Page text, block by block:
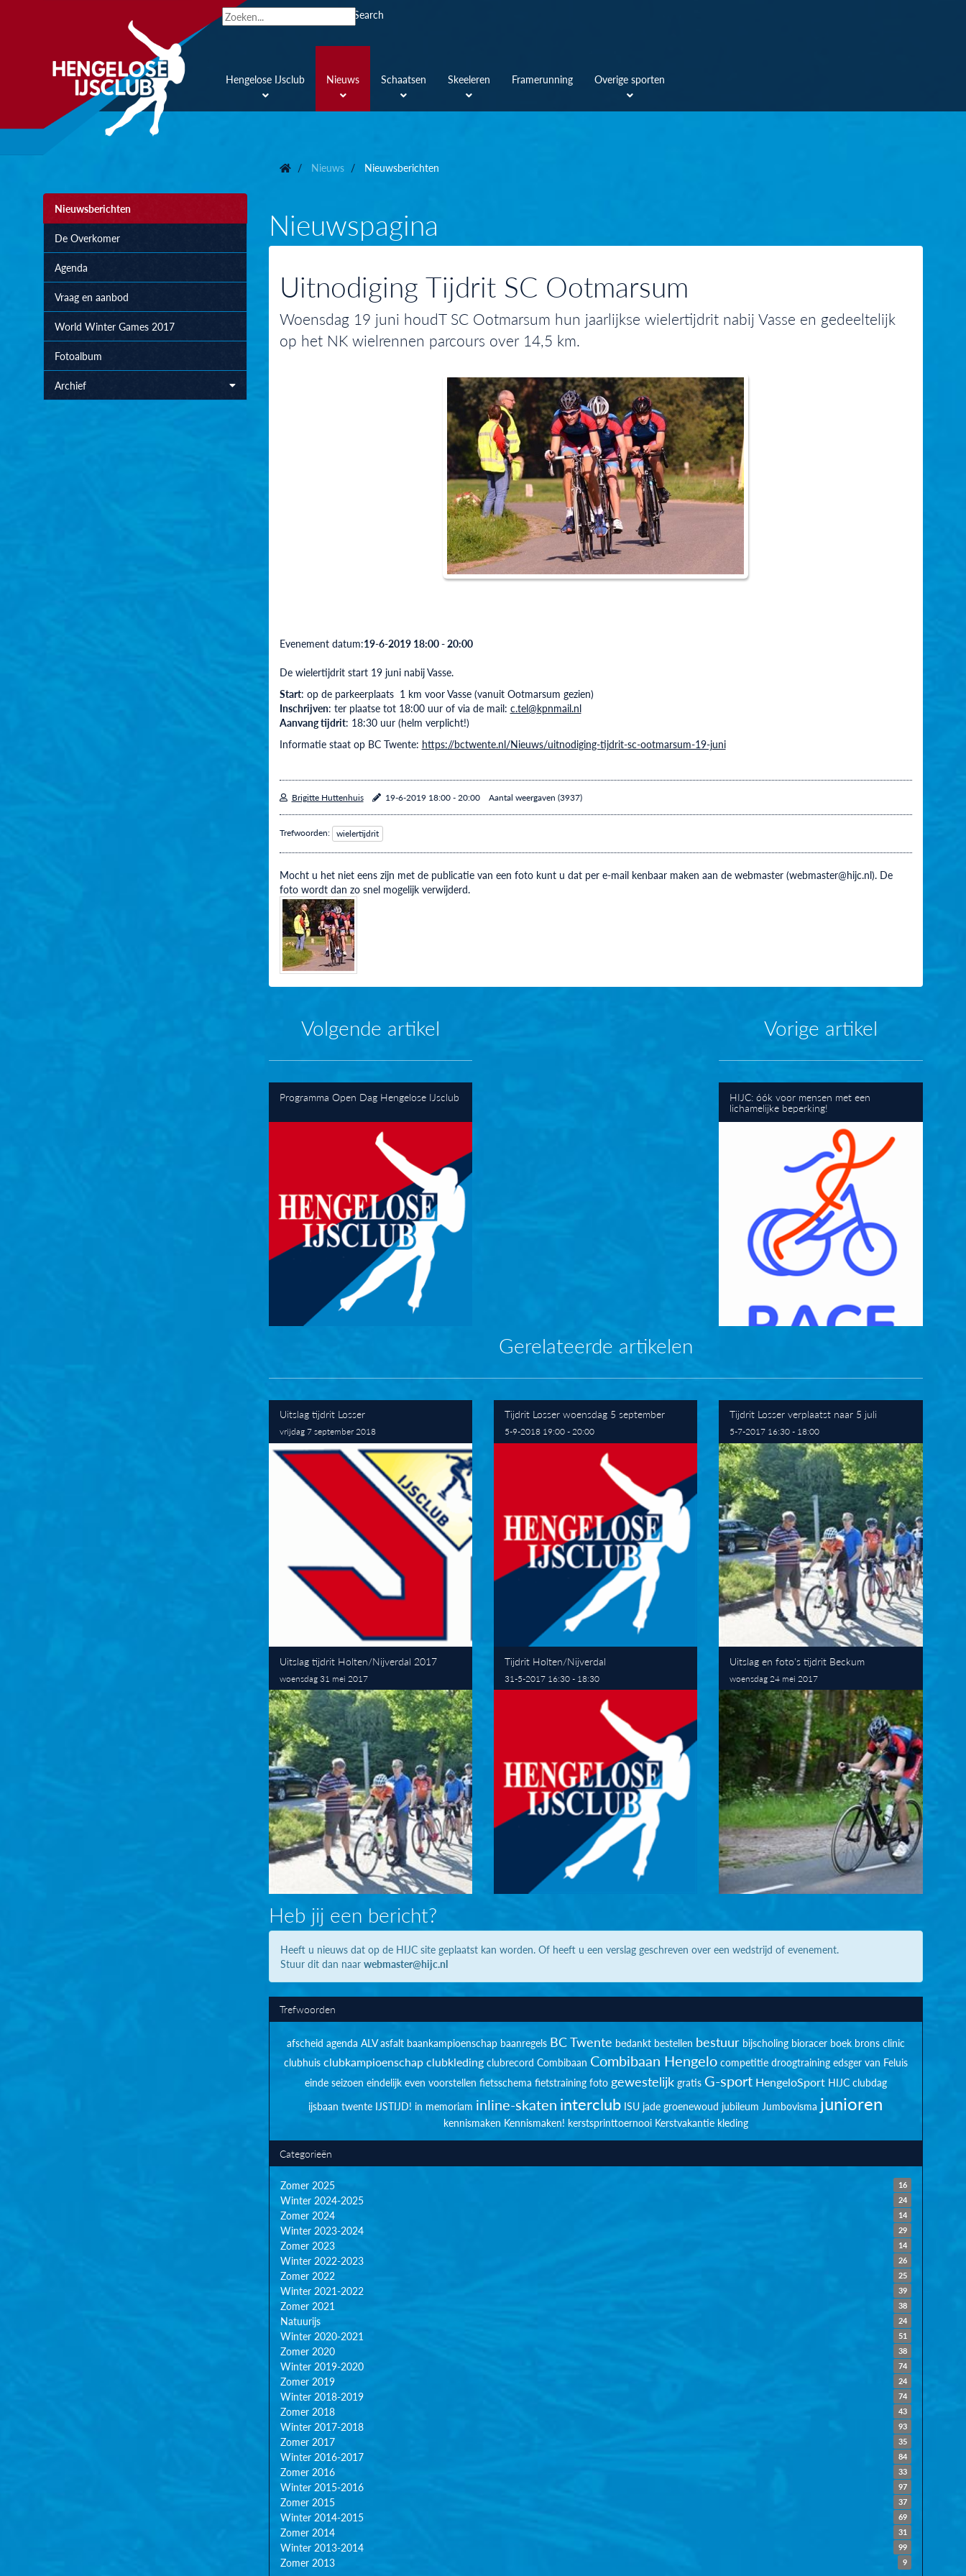
Search
Hengelose IJsclub Nieuws Schaatsen Skeeleren Framerunning Overige sporten
Nieuwsberichten
De Overkomer
Agenda
Vraag en aanbod
World Winter Games 2017
Fotoalbum
Archief
Nieuws Nieuwsberichten
Nieuwspagina
Uitnodiging Tijdrit SC Ootmarsum
Woensdag 19 juni houdT SC Ootmarsum hun jaarlijkse wielertijdrit nabij Vasse en gedeeltelijk
op het NK wielrennen parcours over 14,5 km.
Evenement datum:19-6-2019 18:00 - 20:00
De wielertijdrit start 19 juni nabij Vasse.
Start: op de parkeerplaats 1 km voor Vasse (vanuit Ootmarsum gezien)
Inschrijven: ter plaatse tot 18:00 uur of via de mail: c.tel@kpnmail.nl
Aanvang tijdrit: 18:30 uur (helm verplicht!)
Informatie staat op BC Twente: https://bctwente.nl/Nieuws/uitnodiging-tijdrit-sc-ootmarsum-19-juni
Brigitte Huttenhuis 19-6-2019 18:00 - 20:00 Aantal weergaven (3937)
Trefwoorden: wielertijdrit
Mocht u het niet eens zijn met de publicatie van een foto kunt u dat per e-mail kenbaar maken aan de webmaster (webmaster@hijc.nl). De
foto wordt dan zo snel mogelijk verwijderd.
Volgende artikel
Programma Open Dag Hengelose IJsclub
Vorige artikel
HIJC: óók voor mensen met een
lichamelijke beperking!
Gerelateerde artikelen
Uitslag tijdrit Losser
vrijdag 7 september 2018
Tijdrit Losser woensdag 5 september
5-9-2018 19:00 - 20:00
Tijdrit Losser verplaatst naar 5 juli
5-7-2017 16:30 - 18:00
Uitslag tijdrit Holten/Nijverdal 2017
woensdag 31 mei 2017
Tijdrit Holten/Nijverdal
31-5-2017 16:30 - 18:30
Uitslag en foto's tijdrit Beckum
woensdag 24 mei 2017
Heb jij een bericht?
Heeft u nieuws dat op de HIJC site geplaatst kan worden. Of heeft u een verslag geschreven over een wedstrijd of evenement.
Stuur dit dan naar webmaster@hijc.nl
Trefwoorden
afscheid agenda ALV asfalt baankampioenschap baanregels BC Twente bedankt bestellen bestuur bijscholing bioracer boek brons clinic
clubhuis clubkampioenschapclubkleding clubrecord Combibaan Combibaan Hengelo competitie droogtraining edsger van Feluis
einde seizoen eindelijk even voorstellen fietsschema fietstraining foto gewestelijk gratis G-sport HengeloSport HIJC clubdag
ijsbaan twente IJSTIJD! in memoriam inline-skaten interclub ISU jade groenewoud jubileum Jumbovisma junioren
kennismaken Kennismaken! kerstsprinttoernooi Kerstvakantie kleding
Categorieën
16
Zomer 2025
24
Winter 2024-2025
14
Zomer 2024
29
Winter 2023-2024
14
Zomer 2023
26
Winter 2022-2023
25
Zomer 2022
39
Winter 2021-2022
38
Zomer 2021
24
Natuurijs
51
Winter 2020-2021
38
Zomer 2020
74
Winter 2019-2020
24
Zomer 2019
74
Winter 2018-2019
43
Zomer 2018
93
Winter 2017-2018
35
Zomer 2017
84
Winter 2016-2017
33
Zomer 2016
97
Winter 2015-2016
37
Zomer 2015
69
Winter 2014-2015
31
Zomer 2014
99
Winter 2013-2014
9
Zomer 2013